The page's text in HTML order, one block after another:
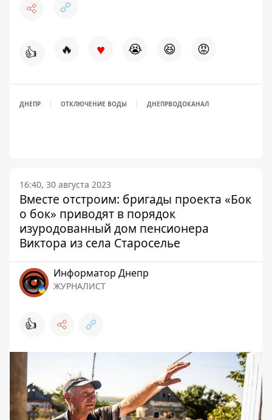
👍 🔥 ♥ 😭 😆 😡
ДНЕПР ОТКЛЮЧЕНИЕ ВОДЫ ДНЕПРВОДОКАНАЛ
16:40, 30 августа 2023
Вместе отстроим: бригады проекта «Бок
о бок» приводят в порядок
изуродованный дом пенсионера
Виктора из села Староселье
Информатор Днепр
ЖУРНАЛИСТ
👍